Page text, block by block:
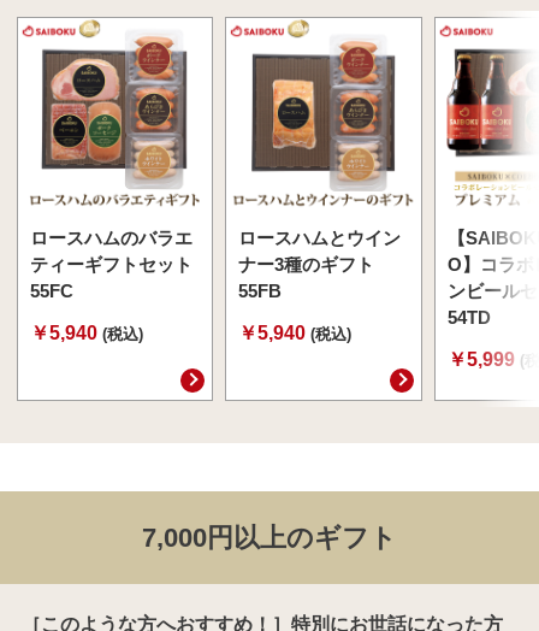
ロースハムのバラエ
ティーギフトセット
55FC
￥5,940 (税込)
ロースハムとウイン
ナー3種のギフト
55FB
￥5,940 (税込)
【
O】コラボ
ンビール
54TD
￥5,999 (
7,000円以上のギフト
［このような方へおすすめ！］特別にお世話になった方